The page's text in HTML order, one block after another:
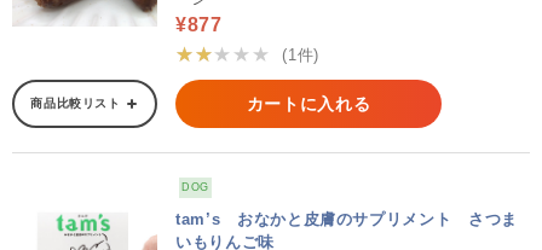
¥877
★★★★★
(1件)
商品比較リスト カートに入れる
DOG
tam’s おなかと皮膚のサプリメント さつま
いもりんご味